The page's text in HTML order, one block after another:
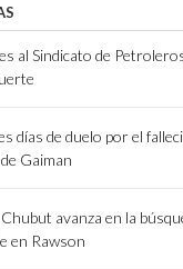
al Sindicato de
días de duelo por el
Gaiman
avanza en la
en Rawson